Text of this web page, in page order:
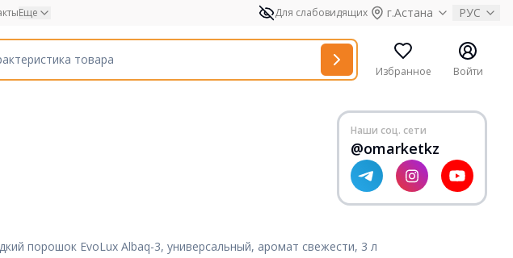
Еще Для слабовидящих г.Астана РУС
Избранное Войти
Наши соц. сети
@omarketkz
порошок EvoLux Albaq-3, универсальный, аромат свежести, 3 л